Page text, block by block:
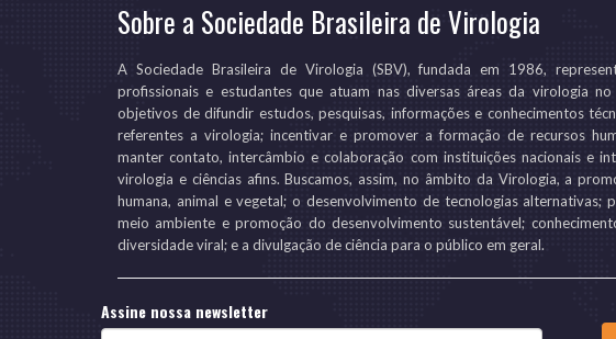
Sobre a Sociedade Brasileira de Virologia
A Sociedade Brasileira de Virologia (SBV), fundada em 1986,
profissionais e estudantes que atuam nas diversas áreas da virologia
objetivos de difundir estudos, pesquisas, informações e conhecimentos
referentes a virologia; incentivar e promover a formação de recursos
manter contato, intercâmbio e colaboração com instituições nacionais e
virologia e ciências afins. Buscamos, assim, no âmbito da Virologia, a
humana, animal e vegetal; o desenvolvimento de tecnologias alternativas;
meio ambiente e promoção do desenvolvimento sustentável;
diversidade viral; e a divulgação de ciência para o público em geral.
Assine nossa newsletter